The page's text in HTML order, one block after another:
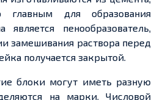
для образования
является пенообразователь,
замешивания раствора перед
получается закрытой.
блоки могут иметь разную
на марки. Числовой